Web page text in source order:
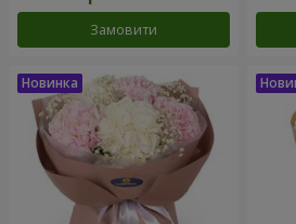
Замовити